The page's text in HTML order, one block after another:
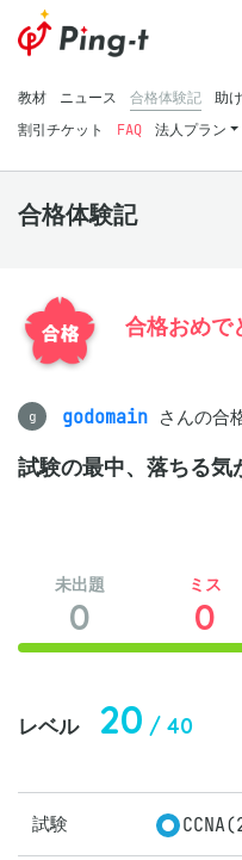
教材 ニュース 合格体験記 助
割引チケット
FAQ 法人プラン
合格体験記
合格おめで
g godomain さんの合
試験の最中、落ちる気
未出題
0
ミス
0
レベル 20 / 40
試験